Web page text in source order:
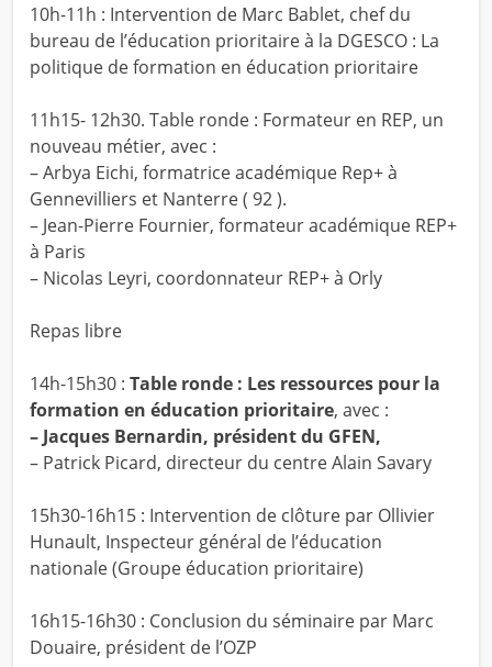
10h-11h : Intervention de Marc Bablet, chef du
bureau de l’éducation prioritaire à la DGESCO : La
politique de formation en éducation prioritaire
11h15- 12h30. Table ronde : Formateur en REP, un
nouveau métier, avec :
– Arbya Eichi, formatrice académique Rep+ à
Gennevilliers et Nanterre ( 92 ).
– Jean-Pierre Fournier, formateur académique REP+
à Paris
– Nicolas Leyri, coordonnateur REP+ à Orly
Repas libre
14h-15h30 : Table ronde : Les ressources pour la
formation en éducation prioritaire, avec :
– Jacques Bernardin, président du GFEN,
– Patrick Picard, directeur du centre Alain Savary
15h30-16h15 : Intervention de clôture par Ollivier
Hunault, Inspecteur général de l’éducation
nationale (Groupe éducation prioritaire)
16h15-16h30 : Conclusion du séminaire par Marc
Douaire, président de l’OZP